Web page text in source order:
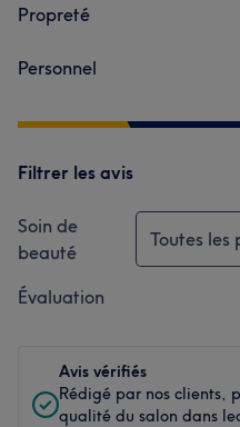
Propreté
Personnel
Filtrer les avis
Soin de
beauté
Toutes les
Évaluation
Avis vérifiés
Rédigé par nos clients,
qualité du salon dans